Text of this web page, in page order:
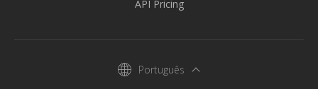
API Pricing
Português